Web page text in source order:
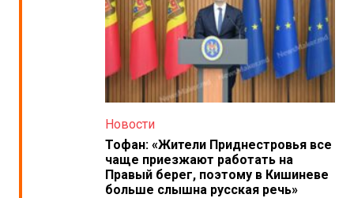
Новости
Тофан: «Жители Приднестровья все
чаще приезжают работать на
Правый берег, поэтому в Кишиневе
больше слышна русская речь»